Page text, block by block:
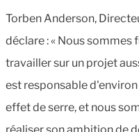
Torben Anderson,
déclare : « Nous sommes
travailler sur un projet
est responsable
effet de serre, et nous